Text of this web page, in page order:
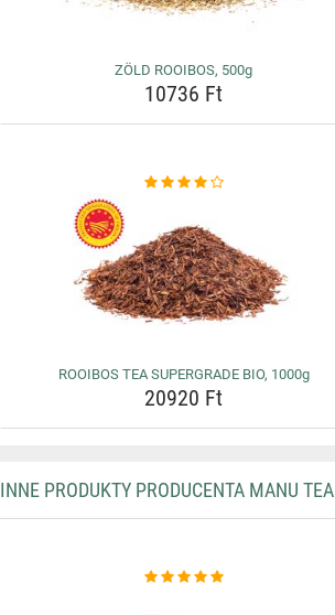
ZÖLD ROOIBOS, 500g
10736 Ft
ROOIBOS TEA SUPERGRADE BIO, 1000g
20920 Ft
INNE PRODUKTY PRODUCENTA MANU TEA